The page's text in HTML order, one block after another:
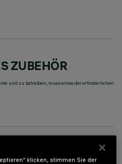
ZUBEHÖR
und zu betreiben, muss eines der erforderlichen
klicken, stimmen Sie der